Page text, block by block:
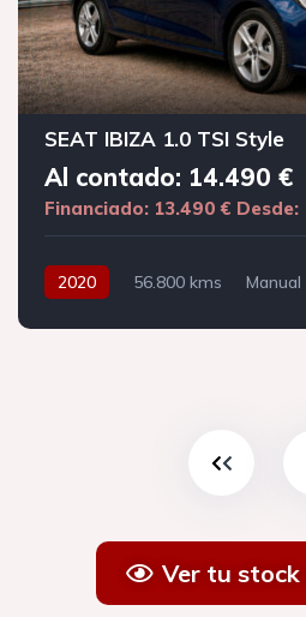
SEAT IBIZA 1.0 TSI Style
Al contado: 14.490 €
Financiado: 13.490 € Desde:
2020 56.800 kms Manual
Ver tu